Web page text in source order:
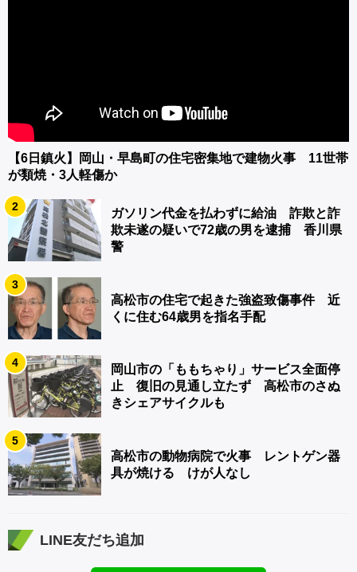
【6日鎮火】岡山・早島町の住宅密集地で建物火事 11世帯
が類焼・3人軽傷か
2
ガソリン代金を払わずに給油 詐欺と詐
欺未遂の疑いで72歳の男を逮捕 香川県
警
3
高松市の住宅で起きた強盗致傷事件 近
くに住む64歳男を指名手配
4
岡山市の「ももちゃり」サービス全面停
止 復旧の見通し立たず 高松市のさぬ
きシェアサイクルも
5
高松市の動物病院で火事 レントゲン器
具が焼ける けが人なし
LINE友だち追加